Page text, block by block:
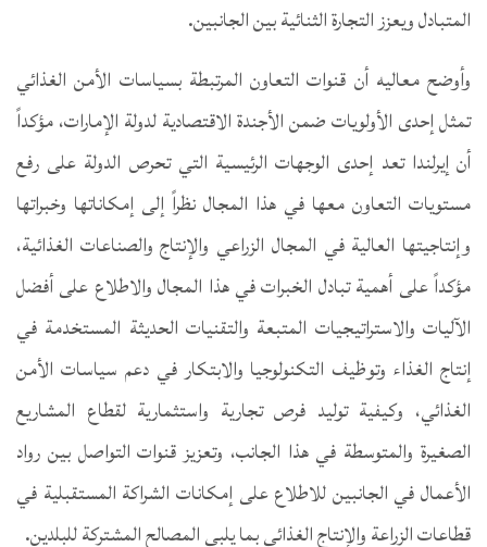
المتبادل ويعزز التجارة الثنائية بين الجانبين.
وأوضح معاليه أن قنوات التعاون المرتبطة بسياسات الأمن الغذائي
تمثل إحدى الأولويات ضمن الأجندة الاقتصادية لدولة الإمارات، مؤكداً
أن إيرلندا تعد إحدى الوجهات الرئيسية التي تحرص الدولة على رفع
مستويات التعاون معها في هذا المجال نظراً إلى إمكاناتها وخبراتها
وإنتاجيتها العالية في المجال الزراعي والإنتاج والصناعات الغذائية،
مؤكداً على أهمية تبادل الخبرات في هذا المجال والاطلاع على أفضل
الآليات والاستراتيجيات المتبعة والتقنيات الحديثة المستخدمة في
إنتاج الغذاء وتوظيف التكنولوجيا والابتكار في دعم سياسات الأمن
الغذائي، وكيفية توليد فرص تجارية واستثمارية لقطاع المشاريع
الصغيرة والمتوسطة في هذا الجانب، وتعزيز قنوات التواصل بين رواد
الأعمال في الجانبين للاطلاع على إمكانات الشراكة المستقبلية في
قطاعات الزراعة والإنتاج الغذائي بما يلبي المصالح المشتركة للبلدين.